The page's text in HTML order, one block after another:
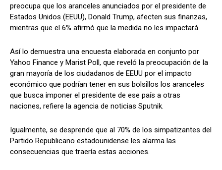
preocupa que los aranceles anunciados por el presidente de
Estados Unidos (EEUU), Donald Trump, afecten sus finanzas,
mientras que el 6% afirmó que la medida no les impactará.
Así lo demuestra una encuesta elaborada en conjunto por
Yahoo Finance y Marist Poll, que reveló la preocupación de la
gran mayoría de los ciudadanos de EEUU por el impacto
económico que podrían tener en sus bolsillos los aranceles
que busca imponer el presidente de ese país a otras
naciones, refiere la agencia de noticias Sputnik.
Igualmente, se desprende que al 70% de los simpatizantes del
Partido Republicano estadounidense les alarma las
consecuencias que traería estas acciones.